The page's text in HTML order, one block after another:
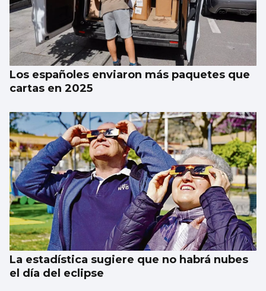
Los españoles enviaron más paquetes que
cartas en 2025
La estadística sugiere que no habrá nubes
el día del eclipse